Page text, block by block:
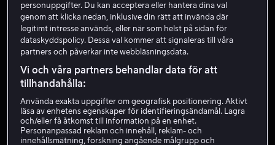
Geri Henning
Hopland
Regissör
personuppgifter. Du kan acceptera eller hantera dina val
genom att klicka nedan, inklusive din rätt att invända där
legitimt intresse används, eller när som helst på sidan för
dataskyddspolicy. Dessa val kommer att signaleras till våra
partners och påverkar inte webbläsningsdata.
Vi och våra partners behandlar data för att
tillhandahålla:
Använda exakta uppgifter om geografisk positionering. Aktivt
läsa av enhetens egenskaper för identifieringsändamål. Lagra
och/eller få åtkomst till information på en enhet.
Personanpassad reklam och innehåll, reklam- och
innehållsmätning, forskning angående målgrupp och